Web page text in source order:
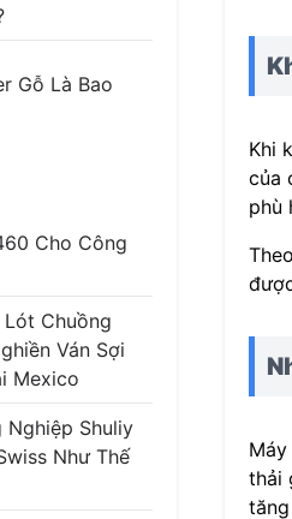
Gỗ Là Bao
Cho Công
Chuồng
Ván Sợi
Mexico
Nghiệp Shuliy
Như Thế
Khi
của
phù
thải